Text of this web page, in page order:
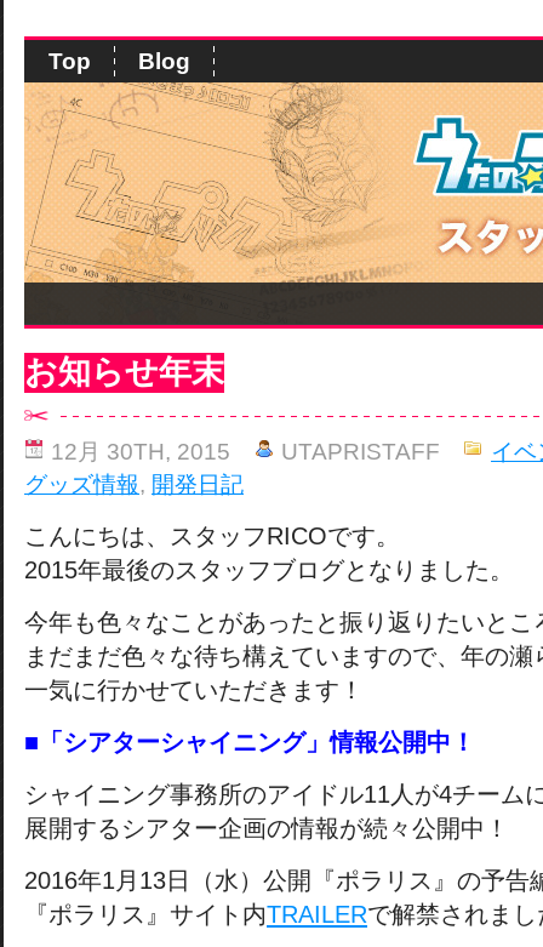
Top Blog
お知らせ年末
12月 30TH, 2015 UTAPRISTAFF
イベ
グッズ情報, 開発日記
こんにちは、スタッフRICOです。
2015年最後のスタッフブログとなりました。
今年も色々なことがあったと振り返りたいとこ
まだまだ色々な待ち構えていますので、年の瀬
一気に行かせていただきます！
■「シアターシャイニング」情報公開中！
シャイニング事務所のアイドル11人が4チーム
展開するシアター企画の情報が続々公開中！
2016年1月13日（水）公開『ポラリス』の予告
『ポラリス』サイト内TRAILERで解禁されまし